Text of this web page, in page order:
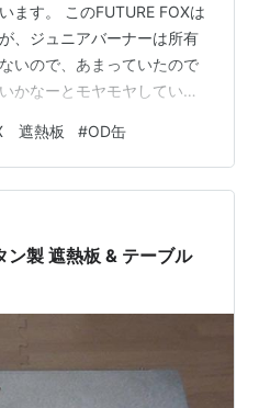
ます。 このFUTURE FOXは
、ジュニアバーナーは所有
いので、あまっていたので
かなーとモヤモヤしていま
り欠きがあったら、つまみ
きました。 元々切り欠きが
えるかもと考えるのは自然
みました。 アミカスをセッ
調整レバーがついているモデ
遮熱板 #OD缶
製 遮熱板 & テーブル